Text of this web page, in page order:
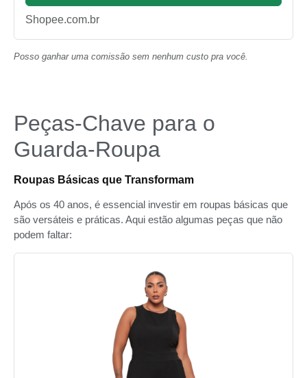
Shopee.com.br
Posso ganhar uma comissão sem nenhum custo pra você.
Peças-Chave para o
Guarda-Roupa
Roupas Básicas que Transformam
Após os 40 anos, é essencial investir em roupas básicas que
são versáteis e práticas. Aqui estão algumas peças que não
podem faltar: